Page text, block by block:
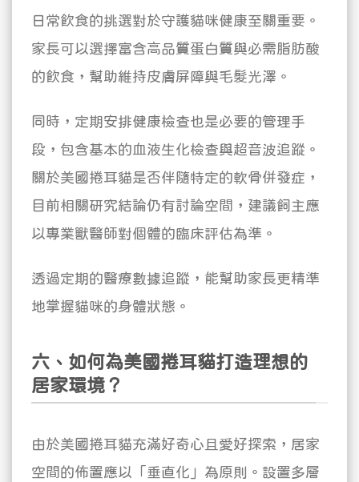
日常飲食的挑選對於守護貓咪健康至關重要。
家長可以選擇富含高品質蛋白質與必需脂肪酸
的飲食，幫助維持皮膚屏障與毛髮光澤。
同時，定期安排健康檢查也是必要的管理手
段，包含基本的血液生化檢查與超音波追蹤。
關於美國捲耳貓是否伴隨特定的軟骨併發症，
目前相關研究結論仍有討論空間，建議飼主應
以專業獸醫師對個體的臨床評估為準。
透過定期的醫療數據追蹤，能幫助家長更精準
地掌握貓咪的身體狀態。
六、如何為美國捲耳貓打造理想的
居家環境？
由於美國捲耳貓充滿好奇心且愛好探索，居家
空間的佈置應以「垂直化」為原則。設置多層